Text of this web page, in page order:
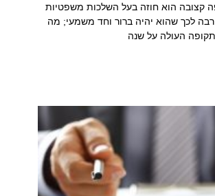
קצובה הוא חוזה בעל השלכות משפטיות
רבה לכך שהוא יהיה ברור וחד משמעי; מה
העולה על שנה